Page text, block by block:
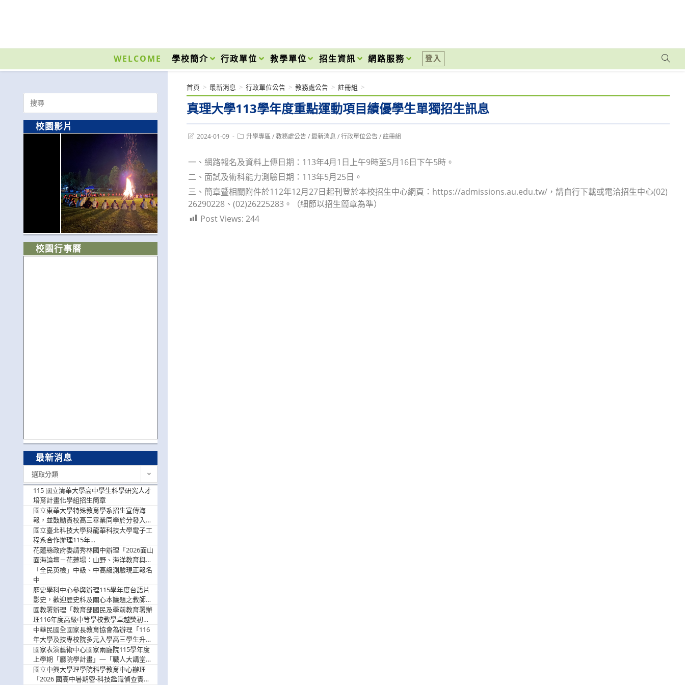
內
WELCOME 學校簡介 行政單位 教學單位 招生資訊 網路服務 登入
真理大學113學年度重點運動項目績優學生單獨招生訊息
首頁 > 最新消息 > 行政單位公告 > 教務處公告 > 註冊組 >
Post2024-01-09
Post升學專區 / 教務處公告 / 最新消息 / 行政單位公告 / 註冊組
一、網路報名及資料上傳日期：113年4月1日上午9時至5月16日下午5時。
二、面試及術科能力測驗日期：113年5月25日。
三、簡章暨相關附件於112年12月27日起刊登於本校招生中心網頁：https://admissions.au.edu.tw/，請自行下載或電洽招生中心(02)
26290228、(02)26225283。（細節以招生簡章為準）
Post Views: 244
Search
for:
校園影片
校園行事曆
最新消息
選取分類
115 國立清華大學高中學生科學研究人才
培育計畫化學組招生簡章
國立東華大學特殊教育學系招生宣傳海
報，並鼓勵貴校高三畢業同學於分發入學
階段踴躍選填。
國立臺北科技大學與龍華科技大學電子工
程系合作辦理115年
「115.08.10~08.12「AI賦能應用於智慧半
導體研習營」，歡迎學生踴躍報名參加
花蓮縣政府委請秀林國中辦理「2026面山
面海論壇－花蓮場：山野、海洋教育與戶
外安全實務課程」，歡迎踴躍報名參加
「全民英檢」中級、中高級測驗現正報名
中
歷史學科中心參與辦理115學年度台語片
影史，歡迎歷史科及關心本議題之教師踴
躍報名參加
國教署辦理「教育部國民及學前教育署辦
理116年度高級中等學校教學卓越獎初選
實施計畫」，鼓勵教師踴躍報名
中華民國全國家長教育協會為辦理「116
年大學及技專校院多元入學高三學生升學
輔導家長說明會」
國家表演藝術中心國家兩廳院115學年度
上學期「廳院學計畫」—「職人大講堂」
及「一日體驗課程」，鼓勵踴躍報名參
與。
國立中興大學理學院科學教育中心辦理
「2026 國高中暑期營-科技鑑識偵查實戰